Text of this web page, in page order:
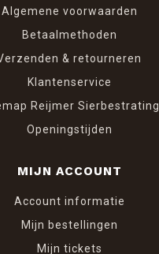
Algemene voorwaarden
Betaalmethoden
& retourneren
Klantenservice
Reijmer Sierbestrating
Openingstijden
MIJN ACCOUNT
Account informatie
Mijn bestellingen
Mijn tickets